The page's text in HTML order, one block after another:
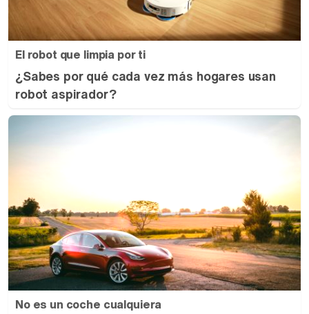
El robot que limpia por ti
¿Sabes por qué cada vez más hogares usan
robot aspirador?
No es un coche cualquiera